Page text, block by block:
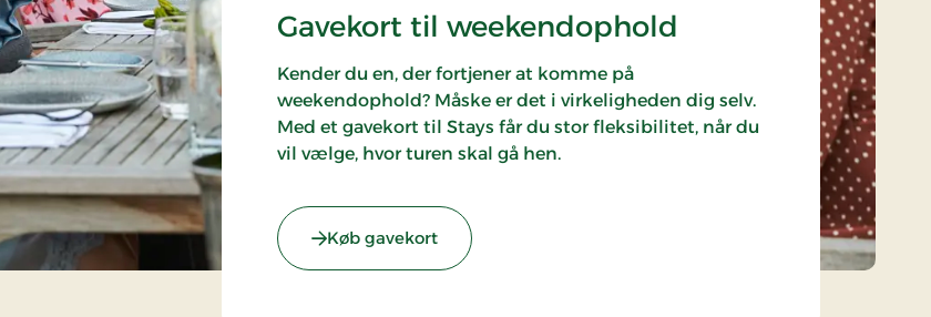
Gavekort til weekendophold
Kender du en, der fortjener at komme på
weekendophold? Måske er det i virkeligheden dig selv.
Med et gavekort til Stays får du stor fleksibilitet, når du
vil vælge, hvor turen skal gå hen.
Køb gavekort